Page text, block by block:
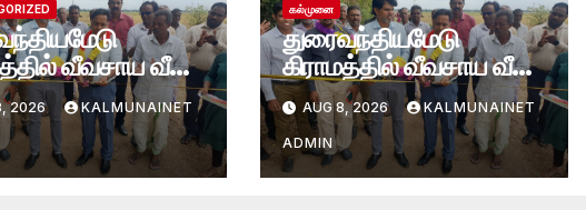
வீதி
2026 KALMUNAINET
கல்முனை
துரைவந்தியமேடு
கிராமத்தில் வீவசாய வீதி
அமைப்பு!
AUG 8, 2026 KALMUNAINET
ADMIN